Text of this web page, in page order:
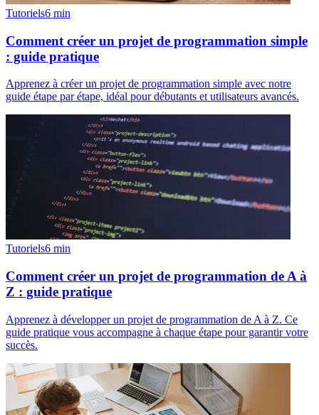
Tutoriels6 min
Comment créer un projet de programmation simple
: guide pratique
Apprenez à créer un projet de programmation simple avec notre
guide étape par étape, idéal pour débutants et utilisateurs avancés.
Tutoriels6 min
Comment créer un projet de programmation de A à
Z : guide pratique
Apprenez à développer un projet de programmation de A à Z. Ce
guide pratique vous accompagne à chaque étape pour garantir votre
succès.